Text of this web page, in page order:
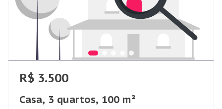
R$ 3.500
Casa, 3 quartos, 100 m²